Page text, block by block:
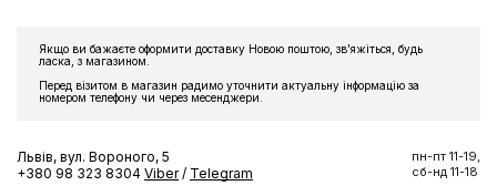
Якщо ви бажаєте оформити доставку Новою поштою, звʼяжіться, будь
ласка, з магазином.
Перед візитом в магазин радимо уточнити актуальну інформацію за
номером телефону чи через месенджери.
Львів, вул. Вороного, 5
+380 98 323 8304 Viber / Telegram
пн-пт 11-19,
сб-нд 11-18